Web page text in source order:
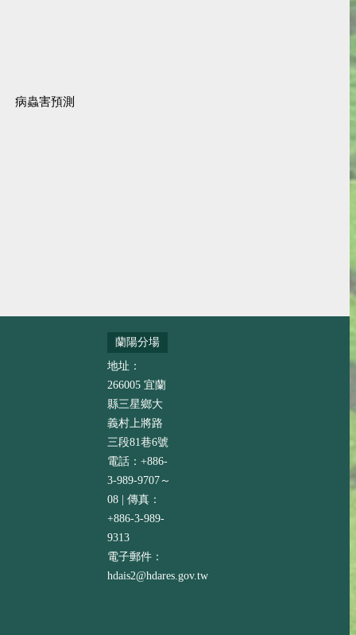
病蟲害預測
蘭陽分場
地址：
266005 宜蘭
縣三星鄉大
義村上將路
三段81巷6號
電話：+886-
3-989-9707～
08 | 傳真：
+886-3-989-
9313
電子郵件：
hdais2@hdares.gov.tw